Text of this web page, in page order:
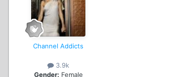
Channel Addicts
3.9k
Gender: Female